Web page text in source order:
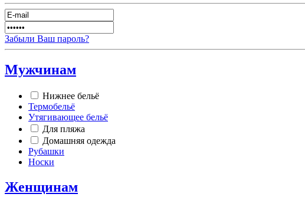
Забыли Ваш пароль?
Мужчинам
Нижнее бельё
Термобельё
Утягивающее бельё
Для пляжа
Домашняя одежда
Рубашки
Носки
Женщинам